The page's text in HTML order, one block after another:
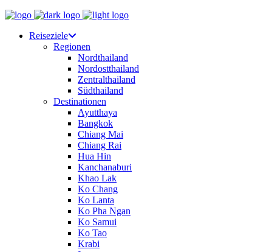
Reiseziele
Regionen
Nordthailand
Nordostthailand
Zentralthailand
Südthailand
Destinationen
Ayutthaya
Bangkok
Chiang Mai
Chiang Rai
Hua Hin
Kanchanaburi
Khao Lak
Ko Chang
Ko Lanta
Ko Pha Ngan
Ko Samui
Ko Tao
Krabi